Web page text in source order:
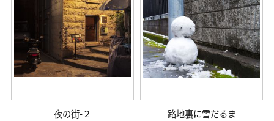
夜の街-２ 路地裏に雪だるま